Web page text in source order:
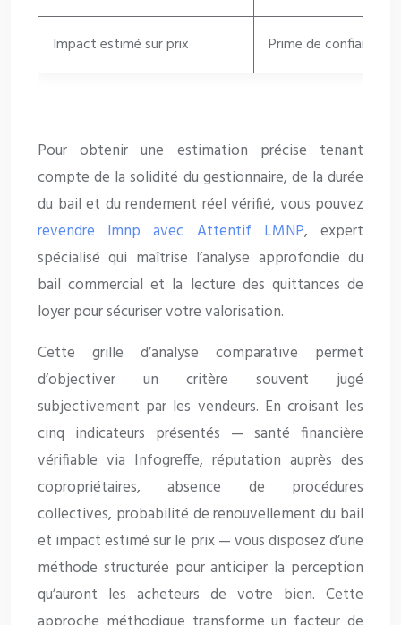
Impact estimé sur prix Prime de confiance
Pour obtenir une estimation précise tenant
compte de la solidité du gestionnaire, de la durée
du bail et du rendement réel vérifié, vous pouvez
revendre lmnp avec Attentif LMNP, expert
spécialisé qui maîtrise l’analyse approfondie du
bail commercial et la lecture des quittances de
loyer pour sécuriser votre valorisation.
Cette grille d’analyse comparative permet
d’objectiver un critère souvent jugé
subjectivement par les vendeurs. En croisant les
cinq indicateurs présentés — santé financière
vérifiable via Infogreffe, réputation auprès des
copropriétaires, absence de procédures
collectives, probabilité de renouvellement du bail
et impact estimé sur le prix — vous disposez d’une
méthode structurée pour anticiper la perception
qu’auront les acheteurs de votre bien. Cette